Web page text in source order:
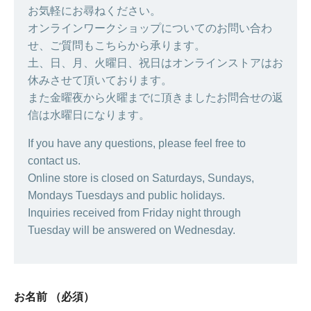
お気軽にお尋ねください。
オンラインワークショップについてのお問い合わ
せ、ご質問もこちらから承ります。
土、日、月、火曜日、祝日はオンラインストアはお
休みさせて頂いております。
また金曜夜から火曜までに頂きましたお問合せの返
信は水曜日になります。
If you have any questions, please feel free to
contact us.
Online store is closed on Saturdays, Sundays,
Mondays Tuesdays and public holidays.
Inquiries received from Friday night through
Tuesday will be answered on Wednesday.
お名前 （必須）